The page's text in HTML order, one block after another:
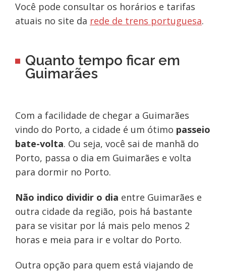
Você pode consultar os horários e tarifas
atuais no site da rede de trens portuguesa.
Quanto tempo ficar em
Guimarães
Com a facilidade de chegar a Guimarães
vindo do Porto, a cidade é um ótimo passeio
bate-volta. Ou seja, você sai de manhã do
Porto, passa o dia em Guimarães e volta
para dormir no Porto.
Não indico dividir o dia entre Guimarães e
outra cidade da região, pois há bastante
para se visitar por lá mais pelo menos 2
horas e meia para ir e voltar do Porto.
Outra opção para quem está viajando de